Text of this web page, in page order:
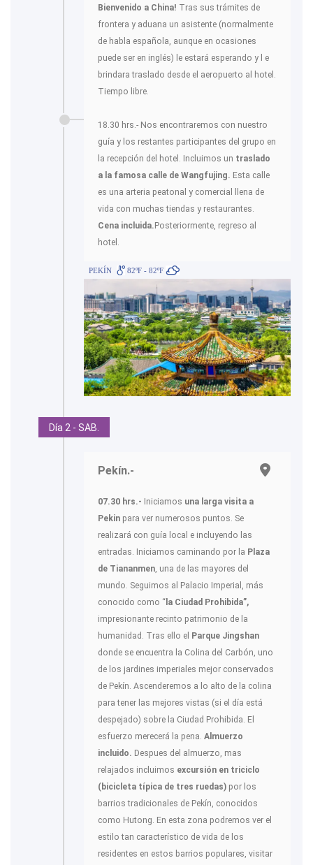
Bienvenido a China! Tras sus trámites de
frontera y aduana un asistente (normalmente
de habla española, aunque en ocasiones
puede ser en inglés) le estará esperando y l e
brindara traslado desde el aeropuerto al hotel.
Tiempo libre.
18.30 hrs.- Nos encontraremos con nuestro
guía y los restantes participantes del grupo en
la recepción del hotel. Incluimos un traslado
a la famosa calle de Wangfujing. Esta calle
es una arteria peatonal y comercial llena de
vida con muchas tiendas y restaurantes.
Cena incluida. Posteriormente, regreso al
hotel.
PEKÍN 82ºF - 82ºF
Día 2 - SAB.
Pekín.-
07.30 hrs.- Iniciamos una larga visita a
Pekin para ver numerosos puntos. Se
realizará con guía local e incluyendo las
entradas. Iniciamos caminando por la Plaza
de Tiananmen, una de las mayores del
mundo. Seguimos al Palacio Imperial, más
conocido como “ la Ciudad Prohibida”,
impresionante recinto patrimonio de la
humanidad. Tras ello el Parque Jingshan
donde se encuentra la Colina del Carbón, uno
de los jardines imperiales mejor conservados
de Pekín. Ascenderemos a lo alto de la colina
para tener las mejores vistas (si el día está
despejado) sobre la Ciudad Prohibida. El
esfuerzo merecerá la pena. Almuerzo
incluido. Despues del almuerzo, mas
relajados incluimos excursión en triciclo
(bicicleta típica de tres ruedas) por los
barrios tradicionales de Pekín, conocidos
como Hutong. En esta zona podremos ver el
estilo tan característico de vida de los
residentes en estos barrios populares, visitar